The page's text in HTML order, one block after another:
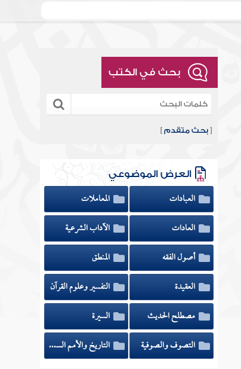
بحث في الكتب
[بحث متقدم ]
العرض الموضوعي
العبادات
المعاملات
العادات
الآداب الشرعية
أصول الفقه
المنطق
العقيدة
التفسير وعلوم القرآن
مصطلح الحديث
السيرة
التصوف والصوفية
التاريخ والأمم السابقة